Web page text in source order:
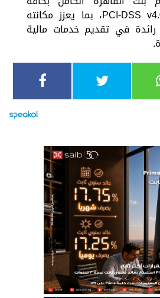
متطلبات معيار PCI-DSS v4.0.1، بما يعزز مكانته
في تقديم خدمات مالية